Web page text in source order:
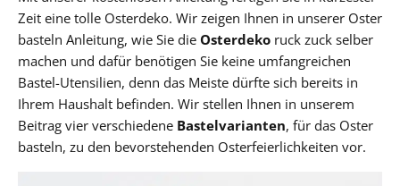
Zeit eine tolle Osterdeko. Wir zeigen Ihnen in unserer Oster
basteln Anleitung, wie Sie die Osterdeko ruck zuck selber
machen und dafür benötigen Sie keine umfangreichen
Bastel-Utensilien, denn das Meiste dürfte sich bereits in
Ihrem Haushalt befinden. Wir stellen Ihnen in unserem
Beitrag vier verschiedene Bastelvarianten, für das Oster
basteln, zu den bevorstehenden Osterfeierlichkeiten vor.